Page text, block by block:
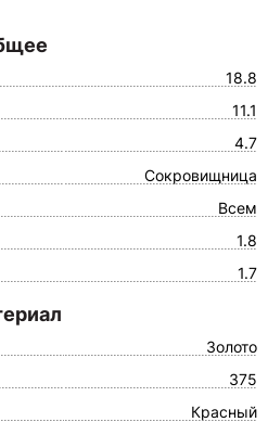
18.8
11.1
4.7
Сокровищница
Всем
1.8
1.7
Золото
375
Красный